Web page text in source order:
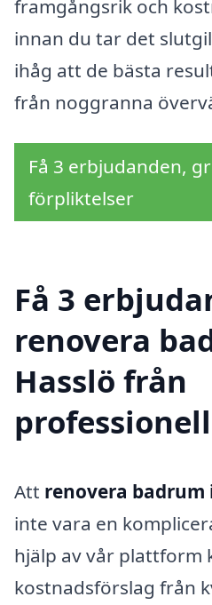
framgångsrik och
innan du tar det
ihåg att de bästa
från noggranna
Få 3 erbjudanden,
förpliktelser
Få 3
renovera
Hasslö från
Att renovera badrum
inte vara en
hjälp av vår plattform
kostnadsförslag från